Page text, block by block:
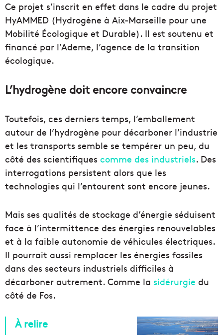
Ce projet s’inscrit en effet dans le cadre du projet
HyAMMED (Hydrogène à Aix-Marseille pour une
Mobilité Écologique et Durable). Il est soutenu et
financé par l’Ademe, l’agence de la transition
écologique.
L’hydrogène doit encore convaincre
Toutefois, ces derniers temps, l’emballement
autour de l’hydrogène pour décarboner l’industrie
et les transports semble se tempérer un peu, du
côté des scientifiques comme des industriels. Des
interrogations persistent alors que les
technologies qui l’entourent sont encore jeunes.
Mais ses qualités de stockage d’énergie séduisent
face à l’intermittence des énergies renouvelables
et à la faible autonomie de véhicules électriques.
Il pourrait aussi remplacer les énergies fossiles
dans des secteurs industriels difficiles à
décarboner autrement. Comme la sidérurgie du
côté de Fos.
À relire